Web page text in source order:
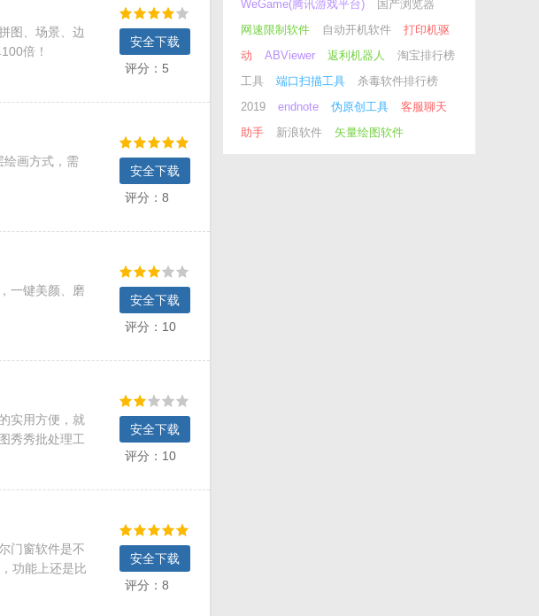
图、场景、边
倍！
安全下载
评分：5
画方式，需
安全下载
评分：8
一键美颜、磨
安全下载
评分：10
实用方便，就
秀秀批处理工
安全下载
评分：10
门窗软件是不
功能上还是比
安全下载
评分：8
WeGame(腾讯游戏平台)
国产浏览器
网速限制软件
自动开机软件
打印机驱
动
ABViewer 返利机器人
淘宝排行榜
工具
端口扫描工具
杀毒软件排行榜
2019
endnote 伪原创工具
客服聊天
助手
新浪软件 矢量绘图软件